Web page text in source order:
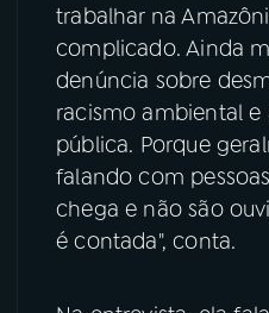
trabalhar na
complicado. Ainda
denúncia sobre
racismo ambiental
pública. Porque
falando com
chega e não são
é contada", conta.